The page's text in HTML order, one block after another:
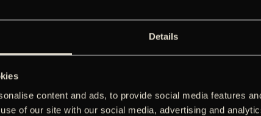
Details
content and ads, to provide social media features
of our site with our social media, advertising and
‘Kilden i Provence’ &
er tilbage i